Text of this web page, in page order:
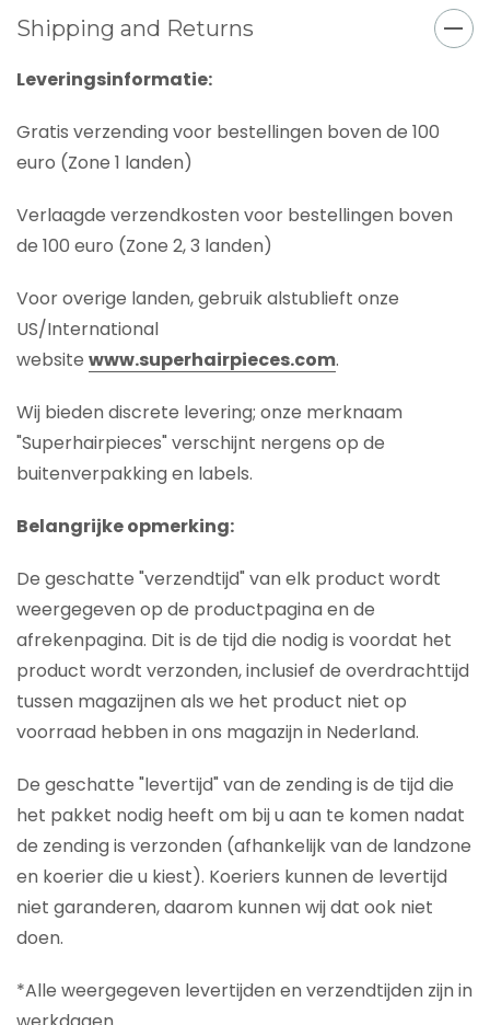
Shipping and Returns
Leveringsinformatie:
Gratis verzending voor bestellingen boven de 100
euro (Zone 1 landen)
Verlaagde verzendkosten voor bestellingen boven
de 100 euro (Zone 2, 3 landen)
Voor overige landen, gebruik alstublieft onze
US/International
website www.superhairpieces.com.
Wij bieden discrete levering; onze merknaam
"Superhairpieces" verschijnt nergens op de
buitenverpakking en labels.
Belangrijke opmerking:
De geschatte "verzendtijd" van elk product wordt
weergegeven op de productpagina en de
afrekenpagina. Dit is de tijd die nodig is voordat het
product wordt verzonden, inclusief de overdrachttijd
tussen magazijnen als we het product niet op
voorraad hebben in ons magazijn in Nederland.
De geschatte "levertijd" van de zending is de tijd die
het pakket nodig heeft om bij u aan te komen nadat
de zending is verzonden (afhankelijk van de landzone
en koerier die u kiest). Koeriers kunnen de levertijd
niet garanderen, daarom kunnen wij dat ook niet
doen.
*Alle weergegeven levertijden en verzendtijden zijn in